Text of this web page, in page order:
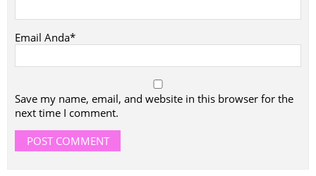
Email Anda*
Save my name, email, and website in this browser for the
next time I comment.